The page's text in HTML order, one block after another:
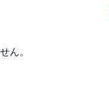
ん。